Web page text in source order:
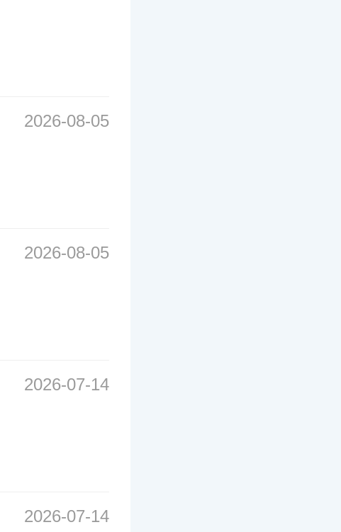
2026-08-05
2026-08-05
2026-07-14
2026-07-14